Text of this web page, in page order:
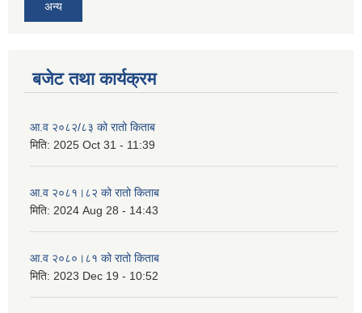
अन्य
बजेट तथा कार्यक्रम
आ.व २०८२/८३ को रातो किताब
मिति: 2025 Oct 31 - 11:39
आ.व २०८१।८२ को रातो किताब
मिति: 2024 Aug 28 - 14:43
आ.व २०८०।८१ को रातो किताब
मिति: 2023 Dec 19 - 10:52